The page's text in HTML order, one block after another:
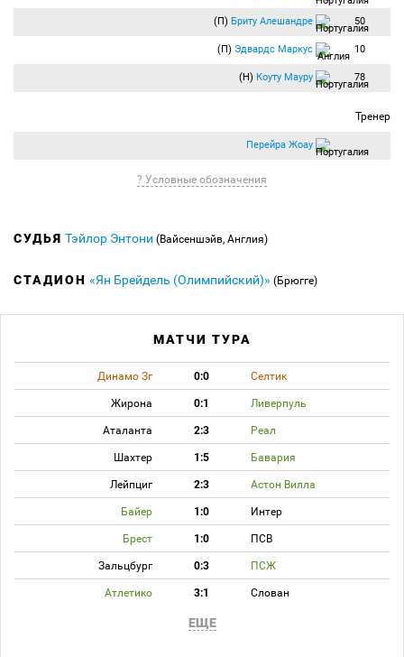
(П) Бриту Алешандре 50
(П) Эдвардс Маркус 10
(Н) Коуту Мауру 78
Тренер
Перейра Жоау
? Условные обозначения
СУДЬЯ Тэйлор Энтони (Вайсеншэйв, Англия)
СТАДИОН «Ян Брейдель (Олимпийский)» (Брюгге)
МАТЧИ ТУРА
Динамо Зг 0:0 Селтик
Жирона 0:1 Ливерпуль
Аталанта 2:3 Реал
Шахтер 1:5 Бавария
Лейпциг 2:3 Астон Вилла
Байер 1:0 Интер
Брест 1:0 ПСВ
Зальцбург 0:3 ПСЖ
Атлетико 3:1 Слован
ЕЩЕ